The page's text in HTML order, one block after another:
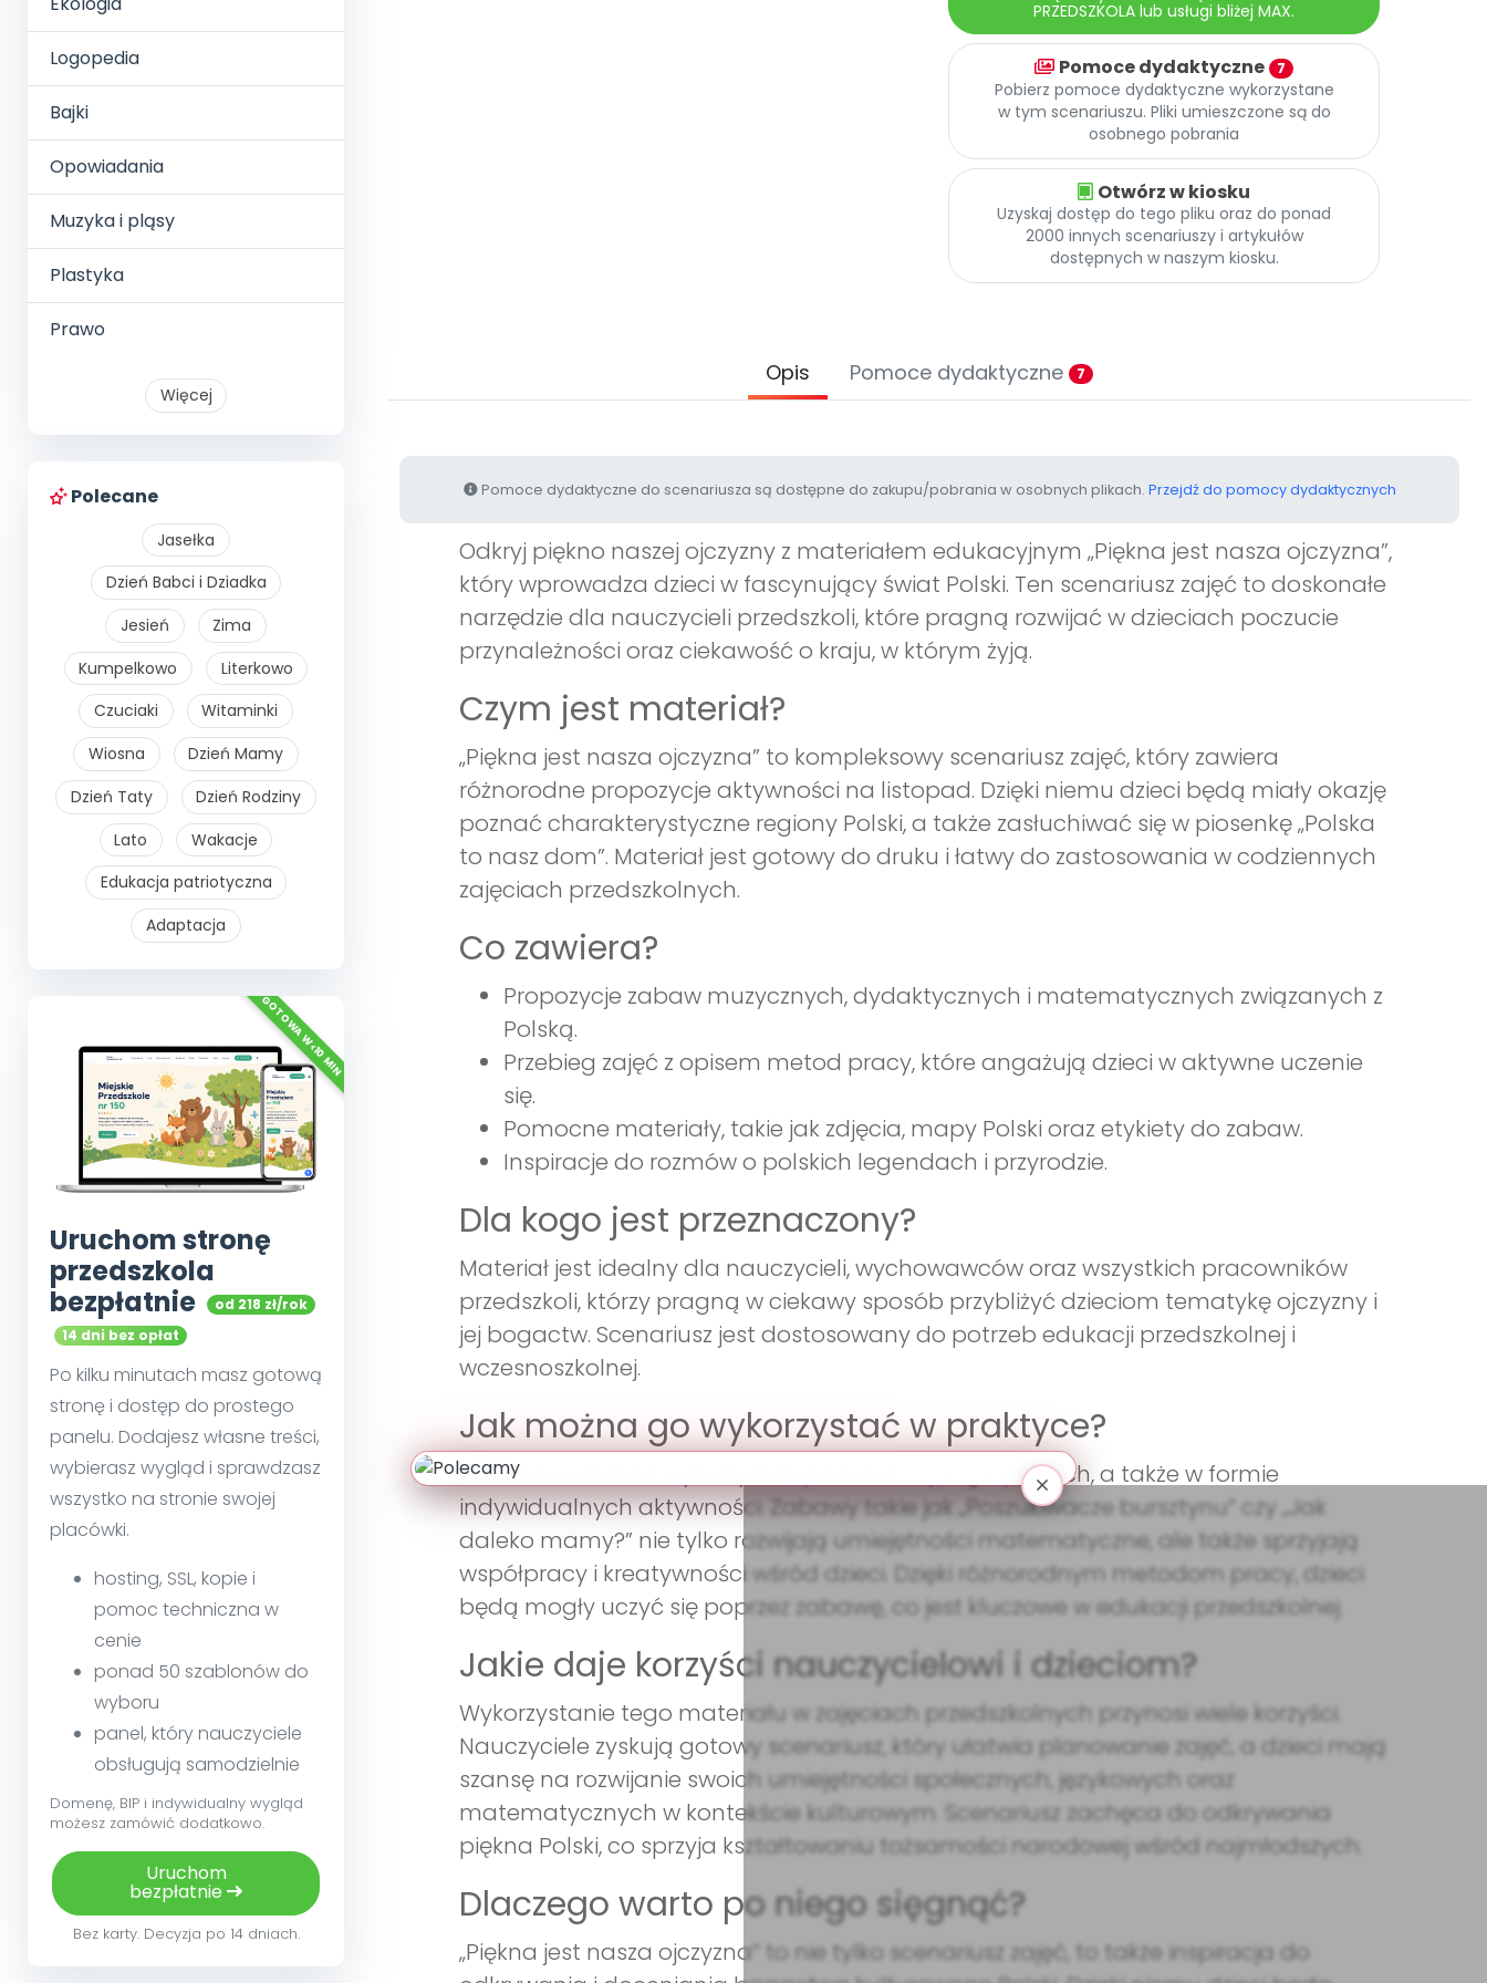
Logopedia
Bajki
Opowiadania
Muzyka i pląsy
Plastyka
Prawo
Więcej
Polecane
Jasełka
Dzień Babci i Dziadka
Jesień
Zima
Kumpelkowo
Literkowo
Czuciaki
Witaminki
Wiosna
Dzień Mamy
Dzień Taty
Dzień Rodziny
Lato
Wakacje
Edukacja patriotyczna
Adaptacja
Uruchom stronę
przedszkola
bezpłatnie
od 218 zł/rok
14 dni bez opłat
Po kilku minutach masz gotową
stronę i dostęp do prostego
panelu. Dodajesz własne treści,
wybierasz wygląd i sprawdzasz
wszystko na stronie swojej
placówki.
hosting, SSL, kopie i
pomoc techniczna w
cenie
ponad 50 szablonów do
wyboru
panel, który nauczyciele
obsługują samodzielnie
Domenę, BIP i indywidualny wygląd
możesz zamówić dodatkowo.
Uruchom
bezpłatnie
Bez karty. Decyzja po 14 dniach.
PRZEDSZKOLA lub usługi bliżej MAX.
Pomoce dydaktyczne 7
Pobierz pomoce dydaktyczne wykorzystane
w tym scenariuszu. Pliki umieszczone są do
osobnego pobrania
Otwórz w kiosku
Uzyskaj dostęp do tego pliku oraz do ponad
2000 innych scenariuszy i artykułów
dostępnych w naszym kiosku.
Opis Pomoce dydaktyczne 7
Pomoce dydaktyczne do scenariusza są dostępne do zakupu/pobrania w osobnych plikach. Przejdź do pomocy dydaktycznych
Odkryj piękno naszej ojczyzny z materiałem edukacyjnym „Piękna jest nasza ojczyzna”,
który wprowadza dzieci w fascynujący świat Polski. Ten scenariusz zajęć to doskonałe
narzędzie dla nauczycieli przedszkoli, które pragną rozwijać w dzieciach poczucie
przynależności oraz ciekawość o kraju, w którym żyją.
Czym jest materiał?
„Piękna jest nasza ojczyzna” to kompleksowy scenariusz zajęć, który zawiera
różnorodne propozycje aktywności na listopad. Dzięki niemu dzieci będą miały okazję
poznać charakterystyczne regiony Polski, a także zasłuchiwać się w piosenkę „Polska
to nasz dom”. Materiał jest gotowy do druku i łatwy do zastosowania w codziennych
zajęciach przedszkolnych.
Co zawiera?
Propozycje zabaw muzycznych, dydaktycznych i matematycznych związanych z
Polską.
Przebieg zajęć z opisem metod pracy, które angażują dzieci w aktywne uczenie
się.
Pomocne materiały, takie jak zdjęcia, mapy Polski oraz etykiety do zabaw.
Inspiracje do rozmów o polskich legendach i przyrodzie.
Dla kogo jest przeznaczony?
Materiał jest idealny dla nauczycieli, wychowawców oraz wszystkich pracowników
przedszkoli, którzy pragną w ciekawy sposób przybliżyć dzieciom tematykę ojczyzny i
jej bogactw. Scenariusz jest dostosowany do potrzeb edukacji przedszkolnej i
wczesnoszkolnej.
Jak można go wykorzystać w praktyce?
Scenariusz można wykorzystać podczas zajęć grupowych, a także w formie
indywidualnych aktywności. Zabawy takie jak „Poszukiwacze bursztynu” czy „Jak
daleko mamy?” nie tylko rozwijają umiejętności matematyczne, ale także sprzyjają
współpracy i kreatywności wśród dzieci. Dzięki różnorodnym metodom pracy, dzieci
będą mogły uczyć się poprzez zabawę, co jest kluczowe w edukacji przedszkolnej.
Jakie daje korzyści nauczycielowi i dzieciom?
Wykorzystanie tego materiału w zajęciach przedszkolnych przynosi wiele korzyści.
Nauczyciele zyskują gotowy scenariusz, który ułatwia planowanie zajęć, a dzieci mają
szansę na rozwijanie swoich umiejętności społecznych, językowych oraz
matematycznych w kontekście kulturowym. Scenariusz zachęca do odkrywania
piękna Polski, co sprzyja kształtowaniu tożsamości narodowej wśród najmłodszych.
Dlaczego warto po niego sięgnąć?
„Piękna jest nasza ojczyzna” to nie tylko scenariusz zajęć, to także inspiracja do